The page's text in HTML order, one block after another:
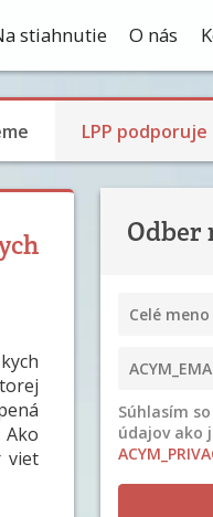
stiahnutie O nás
LPP podporuje
Ako
viet
Odber
Súhlasím
údajov ako